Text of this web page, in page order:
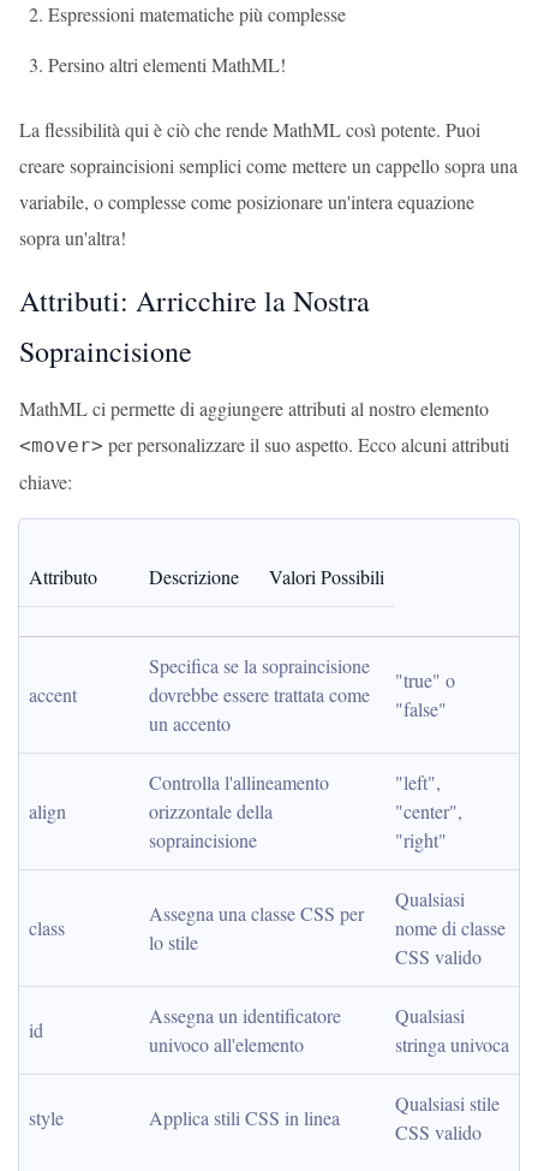
Espressioni matematiche più complesse
Persino altri elementi MathML!
La flessibilità qui è ciò che rende MathML così potente. Puoi
creare sopraincisioni semplici come mettere un cappello sopra una
variabile, o complesse come posizionare un'intera equazione
sopra un'altra!
Attributi: Arricchire la Nostra
Sopraincisione
MathML ci permette di aggiungere attributi al nostro elemento
<mover> per personalizzare il suo aspetto. Ecco alcuni attributi
chiave:
Attributo Descrizione Valori Possibili
accent
Specifica se la sopraincisione
dovrebbe essere trattata come
un accento
"true" o
"false"
align
Controlla l'allineamento
orizzontale della
sopraincisione
"left",
"center",
"right"
class
Assegna una classe CSS per
lo stile
Qualsiasi
nome di classe
CSS valido
id
Assegna un identificatore
univoco all'elemento
Qualsiasi
stringa univoca
style Applica stili CSS in linea
Qualsiasi stile
CSS valido